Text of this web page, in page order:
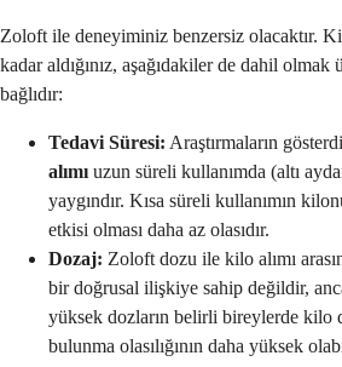
Zoloft ile deneyiminiz benzersiz olacaktır.
kadar aldığınız, aşağıdakiler de dahil
bağlıdır:
Tedavi Süresi: Araştırmaların
alımıuzun süreli kullanımda (altı
yaygındır. Kısa süreli kullanımın
etkisi olması daha az olasıdır.
Dozaj: Zoloft dozu ile kilo alımı
bir doğrusal ilişkiye sahip değildir,
yüksek dozların belirli bireylerde kilo
bulunma olasılığının daha yüksek